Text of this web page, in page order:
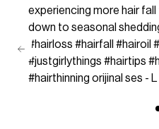
experiencing more hair fall
down to seasonal
#hairloss #hairfall #hairoil
#justgirlythings #hairtips
#hairthinning orijinal ses - L